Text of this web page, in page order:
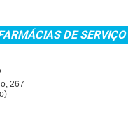
DE SERVIÇO